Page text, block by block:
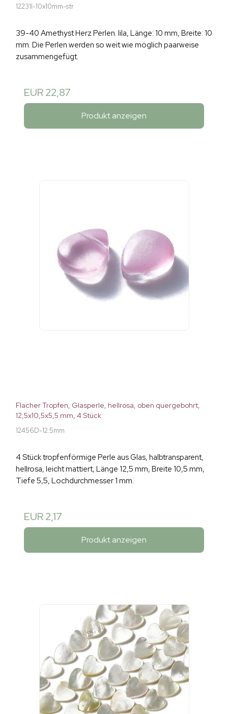
12231I-10x10mm-str
39-40 Amethyst Herz Perlen. lila, Länge: 10 mm, Breite: 10
mm. Die Perlen werden so weit wie möglich paarweise
zusammengefügt.
EUR 22,87
Produkt anzeigen
Flacher Tropfen, Glasperle, hellrosa, oben quergebohrt,
12,5x10,5x5,5 mm, 4 Stück
12456D-12.5mm
4 Stück tropfenförmige Perle aus Glas, halbtransparent,
hellrosa, leicht mattiert, Länge 12,5 mm, Breite 10,5 mm,
Tiefe 5,5, Lochdurchmesser 1 mm.
EUR 2,17
Produkt anzeigen